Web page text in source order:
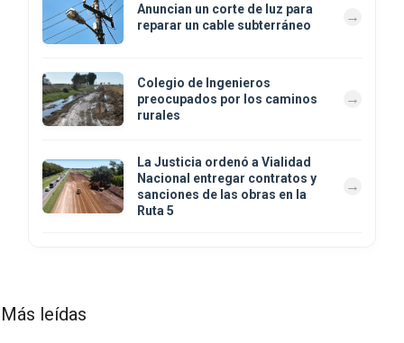
Anuncian un corte de luz para
reparar un cable subterráneo
Colegio de Ingenieros
preocupados por los caminos
rurales
La Justicia ordenó a Vialidad
Nacional entregar contratos y
sanciones de las obras en la
Ruta 5
Más leídas